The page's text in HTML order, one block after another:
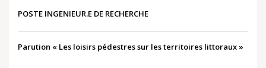
POSTE INGENIEUR.E DE RECHERCHE
Parution « Les loisirs pédestres sur les territoires littoraux »